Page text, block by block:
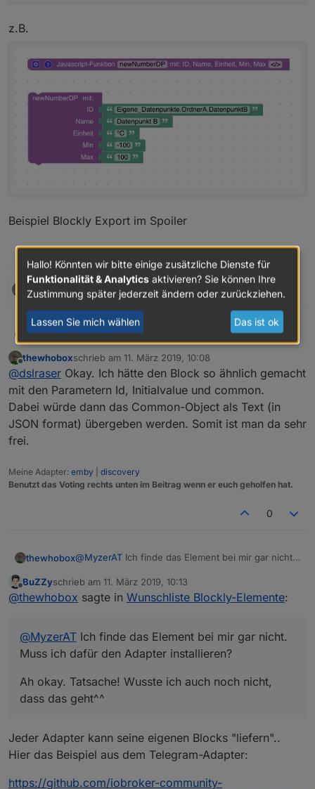
z.B.
Beispiel Blockly Export im Spoiler
Spoiler
2 Antworten 5
dslraser@thewhobox
@kmxak
Neue Datenpunkte erstellen, direkt mit allen wichtigen
Angaben wie z.B. button, switch, string, SmartName
(für iot/cloud)
Im Moment gibt es keinen Baustein, nur einen
Umweg.
z.B.
z.B.
Spoiler
Offline
thewhoboxschrieb am 11. März 2019, 10:08
zuletzt editiert von
@dslraser Okay. Ich hätte den Block so ähnlich gemacht
mit den Parametern Id, Initialvalue und common.
Dabei würde dann das Common-Object als Text (in
JSON format) übergeben werden. Somit ist man da sehr
frei.
Meine Adapter: emby
discovery
Benutzt das Voting rechts unten im Beitrag wenn er euch geholfen hat.
0
thewhobox@MyzerAT Ich finde das Element bei mir gar nicht.
Ah okay. Tatsache! Wusste ich auch noch nicht,
dass das geht^^
Offline
BuZZyschrieb am 11. März 2019, 10:13
zuletzt editiert von
@thewhobox sagte in Wunschliste Blockly-Elemente:
@MyzerAT Ich finde das Element bei mir gar nicht.
Muss ich dafür den Adapter installieren?
Ah okay. Tatsache! Wusste ich auch noch nicht,
dass das geht^^
Jeder Adapter kann seine eigenen Blocks "liefern"..
Hier das Beispiel aus dem Telegram-Adapter:
https://github.com/iobroker-community-
Hallo! Könnten wir bitte einige zusätzliche Dienste für
Funktionalität & Analytics aktivieren? Sie können Ihre
Zustimmung später jederzeit ändern oder zurückziehen.
Lassen Sie mich wählen Das ist ok